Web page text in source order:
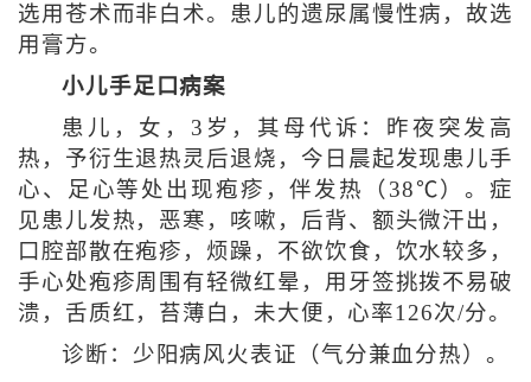
选用苍术而非白术。患儿的遗尿属慢性病，故选
用膏方。
小儿手足口病案
患儿，女，3岁，其母代诉：昨夜突发高
热，予衍生退热灵后退烧，今日晨起发现患儿手
心、足心等处出现疱疹，伴发热（38℃）。症
见患儿发热，恶寒，咳嗽，后背、额头微汗出，
口腔部散在疱疹，烦躁，不欲饮食，饮水较多，
手心处疱疹周围有轻微红晕，用牙签挑拨不易破
溃，舌质红，苔薄白，未大便，心率126次/分。
诊断：少阳病风火表证（气分兼血分热）。